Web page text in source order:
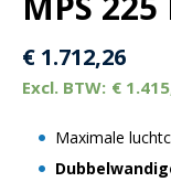
€ 1.712,26
€
Maximale